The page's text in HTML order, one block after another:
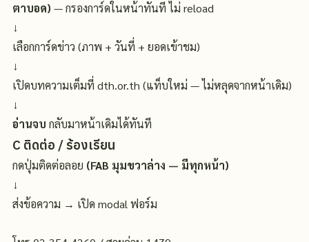
ตาบอด) — กรองการ์ดในหน้าทันที ไม่ reload
↓
เลือกการ์ดข่าว (ภาพ + วันที่ + ยอดเข้าชม)
↓
เปิดบทความเต็มที่ dth.or.th (แท็บใหม่ — ไม่หลุดจากหน้าเดิม)
↓
อ่านจบ กลับมาหน้าเดิมได้ทันที
C ติดต่อ / ร้องเรียน
กดปุ่มติดต่อลอย (FAB มุมขวาล่าง — มีทุกหน้า)
↓
ส่งข้อความ → เปิด modal ฟอร์ม